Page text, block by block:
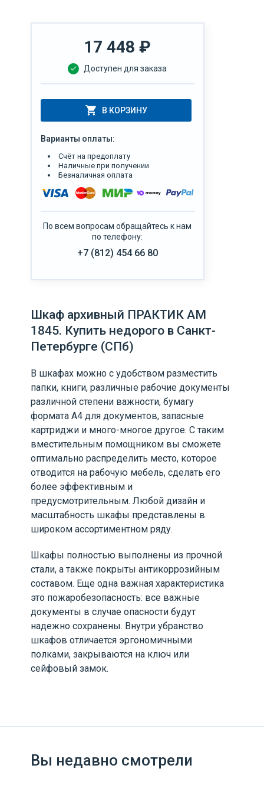
17 448 ₽
Доступен для заказа
В КОРЗИНУ
Варианты оплаты:
Счёт на предоплату
Наличные при получении
Безналичная оплата
По всем вопросам обращайтесь к нам
по телефону:
+7 (812) 454 66 80
Шкаф архивный ПРАКТИК AM
1845. Купить недорого в Санкт-
Петербурге (СПб)
В шкафах можно с удобством разместить
папки, книги, различные рабочие документы
различной степени важности, бумагу
формата А4 для документов, запасные
картриджи и много-многое другое. С таким
вместительным помощником вы сможете
оптимально распределить место, которое
отводится на рабочую мебель, сделать его
более эффективным и
предусмотрительным. Любой дизайн и
масштабность шкафы представлены в
широком ассортиментном ряду.
Шкафы полностью выполнены из прочной
стали, а также покрыты антикоррозийным
составом. Еще одна важная характеристика
это пожаробезопасность: все важные
документы в случае опасности будут
надежно сохранены. Внутри убранство
шкафов отличается эргономичными
полками, закрываются на ключ или
сейфовый замок.
Вы недавно смотрели